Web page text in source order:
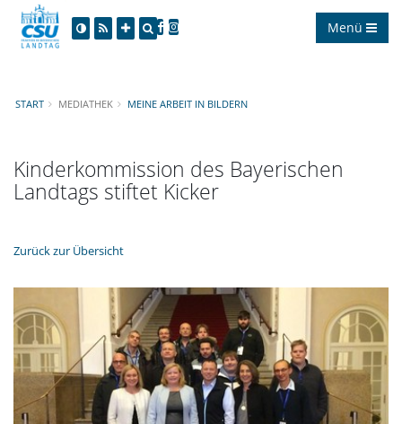
Menü
START MEDIATHEK MEINE ARBEIT IN BILDERN
Kinderkommission des Bayerischen
Landtags stiftet Kicker
Zurück zur Übersicht